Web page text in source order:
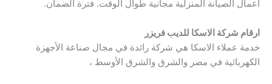
أعمال الصيانة المنزلية مجانية طوال الوقت. فترة الضمان.
ارقام شركة الاسكا للديب فريزر
خدمة عملاء الاسكا هي شركة رائدة في مجال صناعة الأجهزة
الكهربائية في مصر والشرق والشرق الأوسط ،